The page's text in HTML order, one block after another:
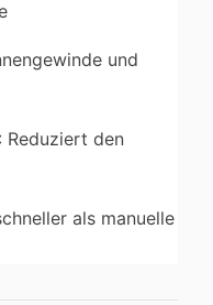
und
: Reduziert den
als manuelle